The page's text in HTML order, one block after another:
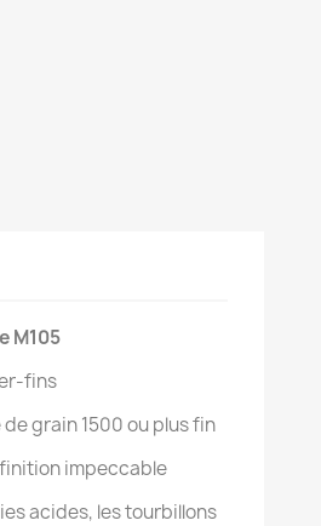
M105
fins
grain 1500 ou plus fin
impeccable
acides, les tourbillons